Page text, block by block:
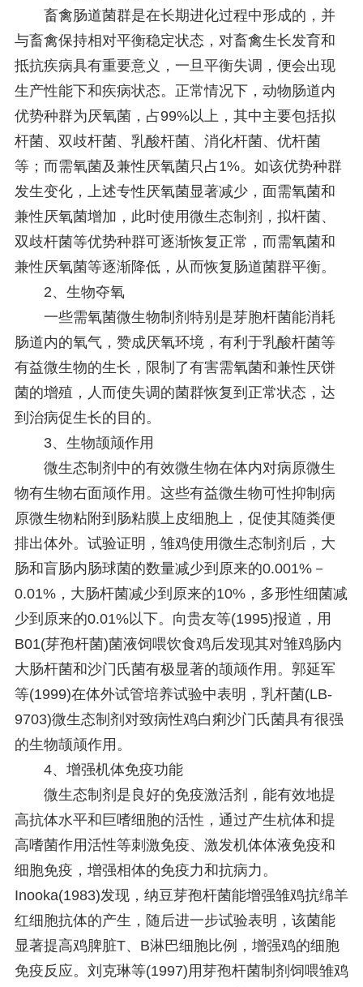
畜禽肠道菌群是在长期进化过程中形成的，并
与畜禽保持相对平衡稳定状态，对畜禽生长发育和
抵抗疾病具有重要意义，一旦平衡失调，便会出现
生产性能下和疾病状态。正常情况下，动物肠道内
优势种群为厌氧菌，占99%以上，其中主要包括拟
杆菌、双歧杆菌、乳酸杆菌、消化杆菌、优杆菌
等；而需氧菌及兼性厌氧菌只占1%。如该优势种群
发生变化，上述专性厌氧菌显著减少，面需氧菌和
兼性厌氧菌增加，此时使用微生态制剂，拟杆菌、
双歧杆菌等优势种群可逐渐恢复正常，而需氧菌和
兼性厌氧菌等逐渐降低，从而恢复肠道菌群平衡。
2、生物夺氧
一些需氧菌微生物制剂特别是芽胞杆菌能消耗
肠道内的氧气，赞成厌氧环境，有利于乳酸杆菌等
有益微生物的生长，限制了有害需氧菌和兼性厌饼
菌的增殖，人而使失调的菌群恢复到正常状态，达
到治病促生长的目的。
3、生物颉颃作用
微生态制剂中的有效微生物在体内对病原微生
物有生物右面颃作用。这些有益微生物可性抑制病
原微生物粘附到肠粘膜上皮细胞上，促使其随粪便
排出体外。试验证明，雏鸡使用微生态制剂后，大
肠和盲肠内肠球菌的数量减少到原来的0.001%－
0.01%，大肠杆菌减少到原来的10%，多形性细菌减
少到原来的0.01%以下。向贵友等(1995)报道，用
B01(芽孢杆菌)菌液饲喂饮食鸡后发现其对雏鸡肠内
大肠杆菌和沙门氏菌有极显著的颉颃作用。郭延军
等(1999)在体外试管培养试验中表明，乳杆菌(LB-
9703)微生态制剂对致病性鸡白痢沙门氏菌具有很强
的生物颉颃作用。
4、增强机体免疫功能
微生态制剂是良好的免疫激活剂，能有效地提
高抗体水平和巨嗜细胞的活性，通过产生杭体和提
高嗜菌作用活性等刺激免疫、激发机体体液免疫和
细胞免疫，增强相体的免疫力和抗病力。
Inooka(1983)发现，纳豆芽孢杆菌能增强雏鸡抗绵羊
红细胞抗体的产生，随后进一步试验表明，该菌能
显著提高鸡脾脏T、B淋巴细胞比例，增强鸡的细胞
免疫反应。刘克琳等(1997)用芽孢杆菌制剂饲喂雏鸡